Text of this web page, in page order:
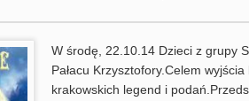
W środę, 22.10.14 Dzieci z grupy
Pałacu Krzysztofory.Celem
krakowskich legend i